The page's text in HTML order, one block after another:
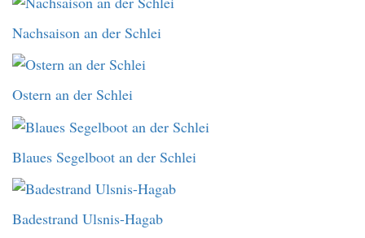
Nachsaison an der Schlei
Ostern an der Schlei
Blaues Segelboot an der Schlei
Badestrand Ulsnis-Hagab